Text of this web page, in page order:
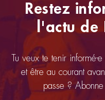
Restez
l'actu de
Tu veux te tenir informé-
et être au courant
passe ?